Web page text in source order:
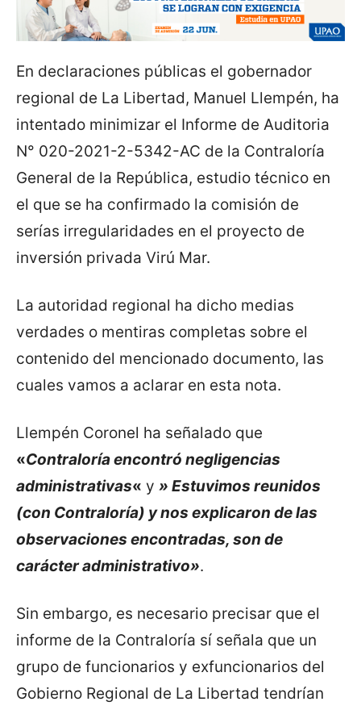
En declaraciones públicas el gobernador
regional de La Libertad, Manuel Llempén, ha
intentado minimizar el Informe de Auditoria
N° 020-2021-2-5342-AC de la Contraloría
General de la República, estudio técnico en
el que se ha confirmado la comisión de
serías irregularidades en el proyecto de
inversión privada Virú Mar.
La autoridad regional ha dicho medias
verdades o mentiras completas sobre el
contenido del mencionado documento, las
cuales vamos a aclarar en esta nota.
Llempén Coronel ha señalado que
«Contraloría encontró negligencias
administrativas« y » Estuvimos reunidos
(con Contraloría) y nos explicaron de las
observaciones encontradas, son de
carácter administrativo».
Sin embargo, es necesario precisar que el
informe de la Contraloría sí señala que un
grupo de funcionarios y exfuncionarios del
Gobierno Regional de La Libertad tendrían